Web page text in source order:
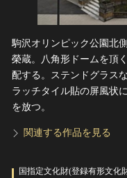
駒沢オリンピック公園北
榮蔵。八角形ドームを頂
配する。ステンドグラス
ラッチタイル貼の屏風状
を放つ。
関連する作品を見る
国指定文化財(登録有形文化